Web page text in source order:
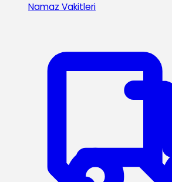
Namaz Vakitleri